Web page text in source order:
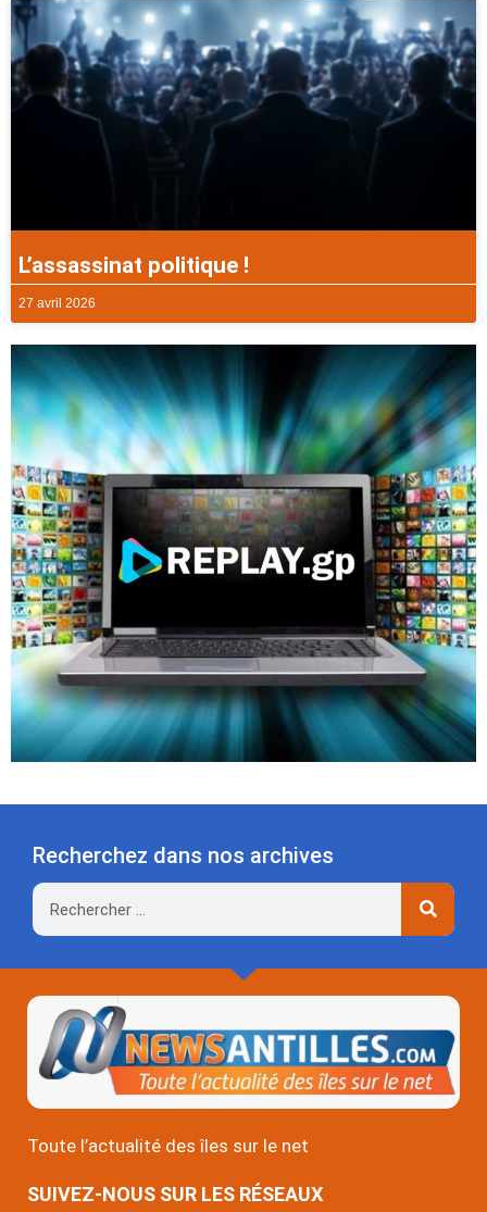
L’assassinat politique !
27 avril 2026
Recherchez dans nos archives
Rechercher
Toute l’actualité des îles sur le net
SUIVEZ-NOUS SUR LES RÉSEAUX